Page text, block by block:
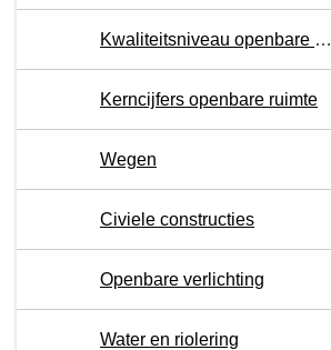
Kwaliteitsniveau openbare ruimte
Kerncijfers openbare ruimte
Wegen
Civiele constructies
Openbare verlichting
Water en riolering